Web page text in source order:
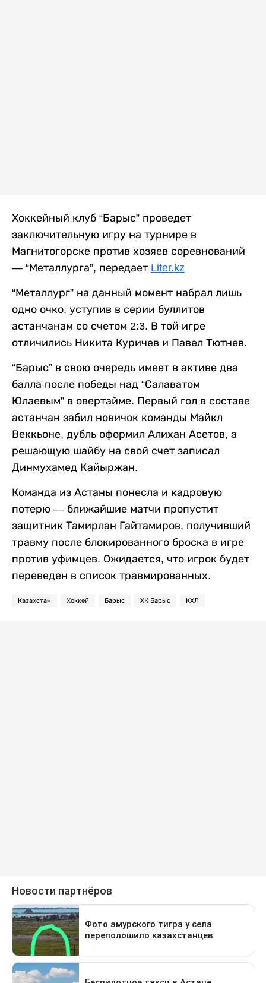
Хоккейный клуб “Барыс” проведет
заключительную игру на турнире в
Магнитогорске против хозяев соревнований
— “Металлурга”, передает Liter.kz
“Металлург” на данный момент набрал лишь
одно очко, уступив в серии буллитов
астанчанам со счетом 2:3. В той игре
отличились Никита Куричев и Павел Тютнев.
“Барыс” в свою очередь имеет в активе два
балла после победы над “Салаватом
Юлаевым” в овертайме. Первый гол в составе
астанчан забил новичок команды Майкл
Веккьоне, дубль оформил Алихан Асетов, а
решающую шайбу на свой счет записал
Динмухамед Кайыржан.
Команда из Астаны понесла и кадровую
потерю — ближайшие матчи пропустит
защитник Тамирлан Гайтамиров, получивший
травму после блокированного броска в игре
против уфимцев. Ожидается, что игрок будет
переведен в список травмированных.
Казахстан Хоккей Барыс ХК Барыс КХЛ